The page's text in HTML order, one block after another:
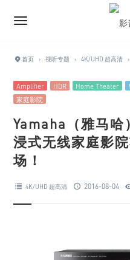
首页 › 视听专题 › 4K/UHD 超高清 ›
Amplifier HDR Home Theater
家庭影院
Yamaha（雅马哈
浸式无线家庭影
场！
4K/UHD 超高清 2016-08-04